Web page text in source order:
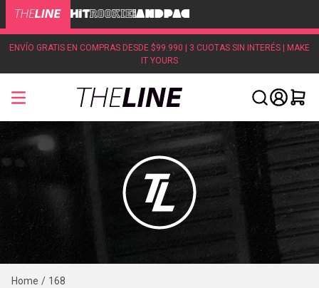
ENVÍO GRATIS EN COMPRAS DESDE $99.990 | 3 CUOTAS SIN INTERÉS | MAKE
IT YOURS
168